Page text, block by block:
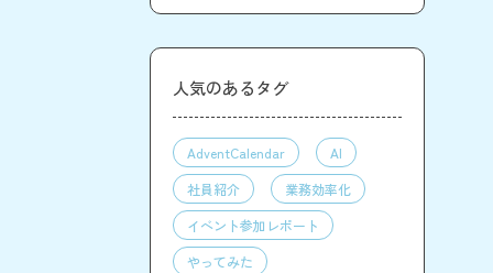
人気のあるタグ
AdventCalendar
AI
社員紹介
業務効率化
イベント参加レポート
やってみた